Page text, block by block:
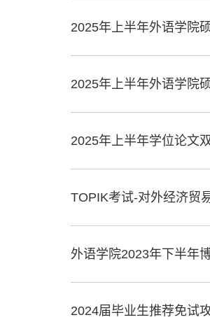
2025年上半年外语学院
2025年上半年外语学院
2025年上半年学位论文
TOPIK考试-对外经济贸
外语学院2023年下半年
2024届毕业生推荐免试